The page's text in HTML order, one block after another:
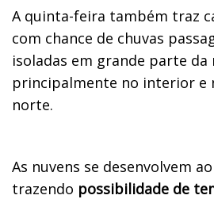
A quinta-feira também traz
com chance de chuvas
isoladas em grande parte da
principalmente no interior e
norte.
As nuvens se desenvolvem
trazendo possibilidade de